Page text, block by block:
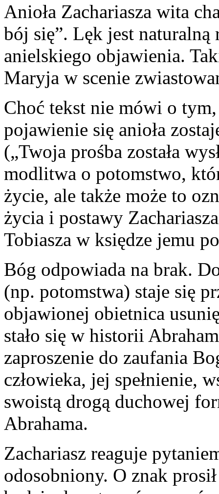
Anioła Zachariasza wita
bój się”. Lęk jest naturalną
anielskiego objawienia.
Maryja w scenie
Choć tekst nie mówi o
pojawienie się anioła
(„Twoja prośba została
modlitwa o potomstwo,
życie, ale także może to
życia i postawy
Tobiasza w księdze jemu
Bóg odpowiada na brak.
(np. potomstwa) staje się
objawionej obietnica
stało się w historii
zaproszenie do zaufania
człowieka, jej spełnienie,
swoistą drogą duchowej
Abrahama.
Zachariasz reaguje
odosobniony. O znak